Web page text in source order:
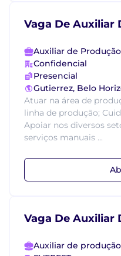
Vaga De Auxiliar
Auxiliar de Produção
Confidencial
Presencial
Gutierrez, Belo
Atuar na área de
linha de produção;
Apoiar nos diversos
serviços manuais ...
Vaga De Auxiliar
Auxiliar de produção